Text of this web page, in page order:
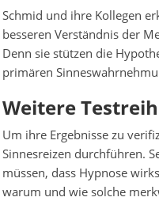
Schmid und ihre Kollegen
besseren Verständnis der
Denn sie stützen die
primären
Weitere
Um ihre Ergebnisse zu
Sinnesreizen durchführen.
müssen, dass Hypnose
warum und wie solche